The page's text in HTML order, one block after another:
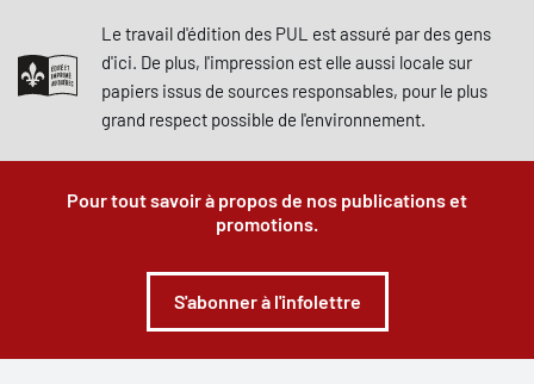
Le travail d'édition des PUL est assuré par des gens
d'ici. De plus, l'impression est elle aussi locale sur
papiers issus de sources responsables, pour le plus
grand respect possible de l'environnement.
Pour tout savoir à propos de nos publications et
promotions.
S'abonner à l'infolettre